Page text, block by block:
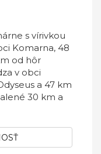
s vírivkou
Komarna, 48
od hôr
v obci
a 47 km
30 km a